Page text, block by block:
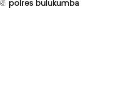
polres bulukumba